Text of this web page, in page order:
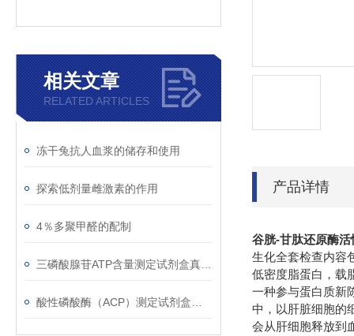
相关文章
RELATED ARTICLES
冻干兔抗人血浆的储存和使用
探索低剂量雌激素的作用
4％多聚甲醛的配制
产品详情
谷胱-甘肽还原酶
生化全套检查内容
低密度脂蛋白，载
一种参与蛋白质新
中，以肝脏细胞的
会从肝细胞释放到